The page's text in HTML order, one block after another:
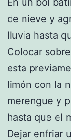
de nieve y
lluvia hasta
Colocar
esta
limón con la
merengue y
hasta que el
Dejar enfriar